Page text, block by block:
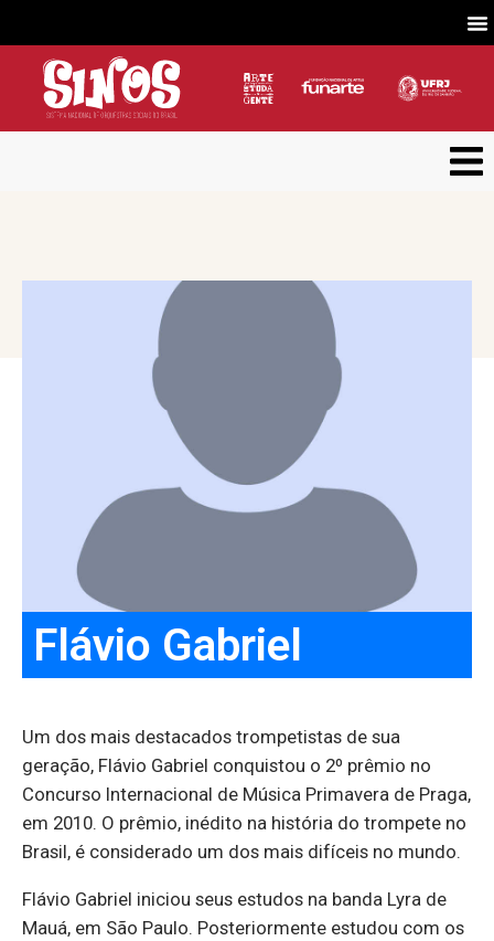
Flávio Gabriel
Um dos mais destacados trompetistas de sua
geração, Flávio Gabriel conquistou o 2º prêmio no
Concurso Internacional de Música Primavera de Praga,
em 2010. O prêmio, inédito na história do trompete no
Brasil, é considerado um dos mais difíceis no mundo.
Flávio Gabriel iniciou seus estudos na banda Lyra de
Mauá, em São Paulo. Posteriormente estudou com os